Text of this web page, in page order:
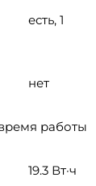
есть, 1
нет
работы
19.3 Вт·ч